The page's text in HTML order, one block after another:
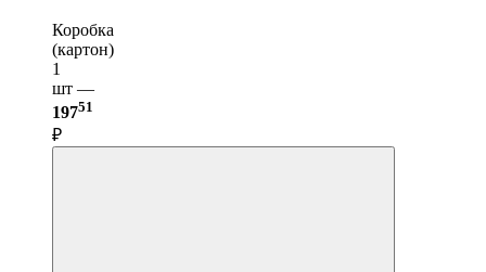
Коробка
(картон)
1
шт —
19751
₽